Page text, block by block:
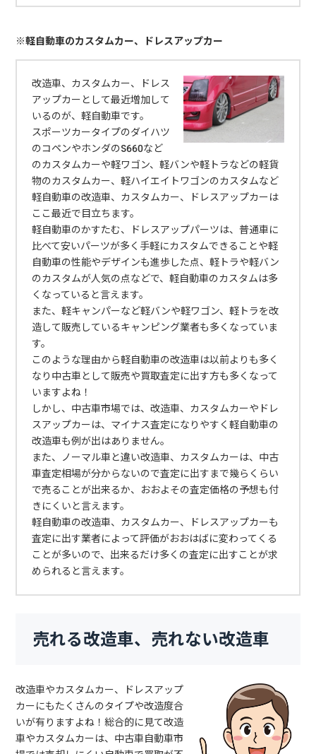
※軽自動車のカスタムカー、ドレスアップカー
改造車、カスタムカー、ドレス
アップカーとして最近増加して
いるのが、軽自動車です。
スポーツカータイプのダイハツ
のコペンやホンダのS660など
のカスタムカーや軽ワゴン、軽バンや軽トラなどの軽貨
物のカスタムカー、軽ハイエイトワゴンのカスタムなど
軽自動車の改造車、カスタムカー、ドレスアップカーは
ここ最近で目立ちます。
軽自動車のかすたむ、ドレスアップパーツは、普通車に
比べて安いパーツが多く手軽にカスタムできることや軽
自動車の性能やデザインも進歩した点、軽トラや軽バン
のカスタムが人気の点などで、軽自動車のカスタムは多
くなっていると言えます。
また、軽キャンパーなど軽バンや軽ワゴン、軽トラを改
造して販売しているキャンピング業者も多くなっていま
す。
このような理由から軽自動車の改造車は以前よりも多く
なり中古車として販売や買取査定に出す方も多くなって
いますよね！
しかし、中古車市場では、改造車、カスタムカーやドレ
スアップカーは、マイナス査定になりやすく軽自動車の
改造車も例が出はありません。
また、ノーマル車と違い改造車、カスタムカーは、中古
車査定相場が分からないので査定に出すまで幾らくらい
で売ることが出来るか、おおよその査定価格の予想も付
きにくいと言えます。
軽自動車の改造車、カスタムカー、ドレスアップカーも
査定に出す業者によって評価がおおはばに変わってくる
ことが多いので、出来るだけ多くの査定に出すことが求
められると言えます。
売れる改造車、売れない改造車
改造車やカスタムカー、ドレスアップ
カーにもたくさんのタイプや改造度合
いが有りますよね！総合的に見て改造
車やカスタムカーは、中古車自動車市